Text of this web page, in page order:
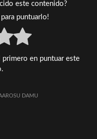
este contenido?
puntuarlo!
primero en puntuar este
DAMU